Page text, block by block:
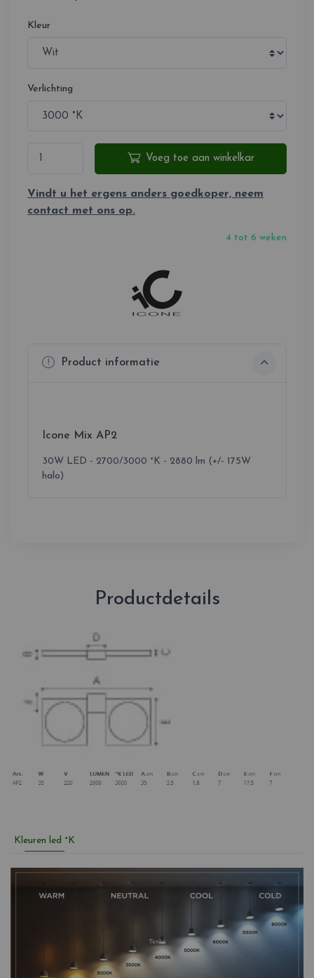
Kleur
Verlichting
Voeg toe aan winkelkar
Vindt u het ergens anders goedkoper, neem
contact met ons op.
4 tot 6 weken
Product informatie
Icone Mix AP2
30W LED - 2700/3000 °K - 2880 lm (+/- 175W
halo)
Productdetails
Kleuren led °K